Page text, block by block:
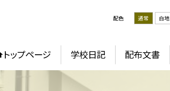
配色 通常 白地
トップページ 学校日記 配布文書